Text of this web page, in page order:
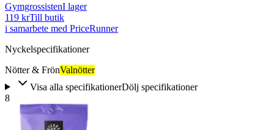
GymgrossistenI lager
119 krTill butik
i samarbete med PriceRunner
Nyckelspecifikationer
Nötter & FrönValnötter
Visa alla specifikationerDölj specifikationer
8